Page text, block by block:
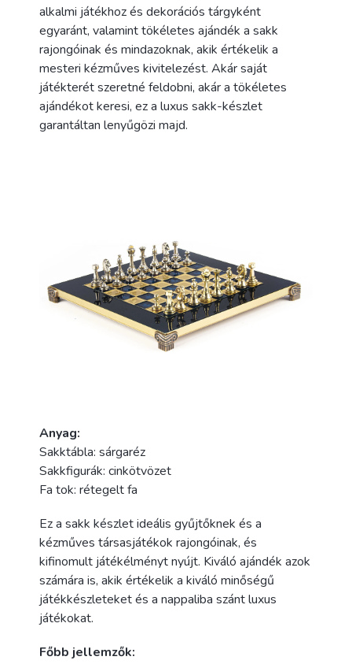
alkalmi játékhoz és dekorációs tárgyként
egyaránt, valamint tökéletes ajándék a sakk
rajongóinak és mindazoknak, akik értékelik a
mesteri kézműves kivitelezést. Akár saját
játékterét szeretné feldobni, akár a tökéletes
ajándékot keresi, ez a luxus sakk-készlet
garantáltan lenyűgözi majd.
Anyag:
Sakktábla: sárgaréz
Sakkfigurák: cinkötvözet
Fa tok: rétegelt fa
Ez a sakk készlet ideális gyűjtőknek és a
kézműves társasjátékok rajongóinak, és
kifinomult játékélményt nyújt. Kiváló ajándék azok
számára is, akik értékelik a kiváló minőségű
játékkészleteket és a nappaliba szánt luxus
játékokat.
Főbb jellemzők: